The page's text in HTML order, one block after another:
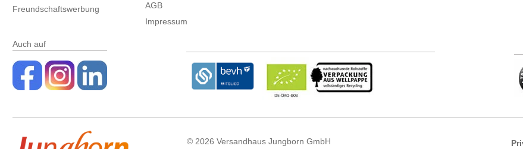
Freundschaftswerbung
AGB
Impressum
Auch auf
©2026 Versandhaus Jungborn GmbH